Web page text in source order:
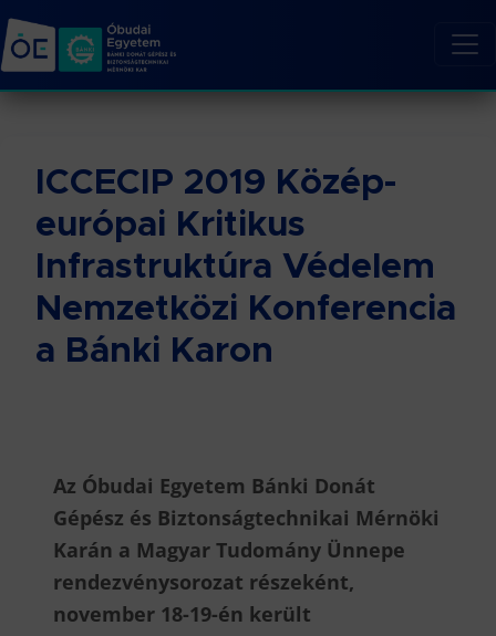
ICCECIP 2019 Közép-
európai Kritikus
Infrastruktúra Védelem
Nemzetközi Konferencia
a Bánki Karon
Az Óbudai Egyetem Bánki Donát
Gépész és Biztonságtechnikai Mérnöki
Karán a Magyar Tudomány Ünnepe
rendezvénysorozat részeként,
november 18-19-én került